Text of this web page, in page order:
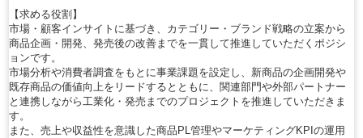
【求める役割】
市場・顧客インサイトに基づき、カテゴリー・ブランド戦略の立案から
商品企画・開発、発売後の改善までを一貫して推進していただくポジシ
ョンです。
市場分析や消費者調査をもとに事業課題を設定し、新商品の企画開発や
既存商品の価値向上をリードするとともに、関連部門や外部パートナー
と連携しながら工業化・発売までのプロジェクトを推進していただきま
す。
また、売上や収益性を意識した商品PL管理やマーケティングKPIの運用